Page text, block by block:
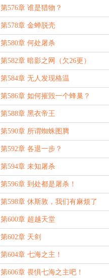
第576章 谁是猎物？
第578章 金蝉脱壳
第580章 何处屠杀
第582章 暗影之网（欠26更）
第584章 无人发现格温
第586章 如何摧毁一个蜂巢？
第588章 黑衣帝王
第590章 所谓蜘蛛图腾
第592章 各退一步？
第594章 未知屠杀
第596章 到处都是屠杀！
第598章 休斯敦，我们有麻烦了
第600章 超越天堂
第602章 天剑
第604章 七海之主！
第606章 畏惧七海之主吧！